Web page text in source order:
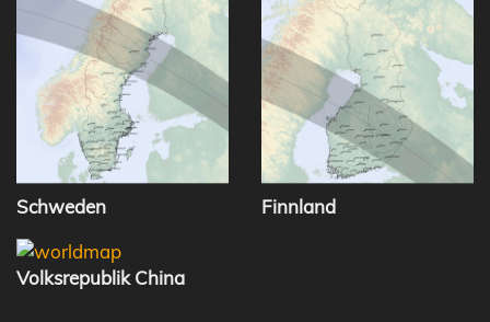
Schweden Finnland
Volksrepublik China